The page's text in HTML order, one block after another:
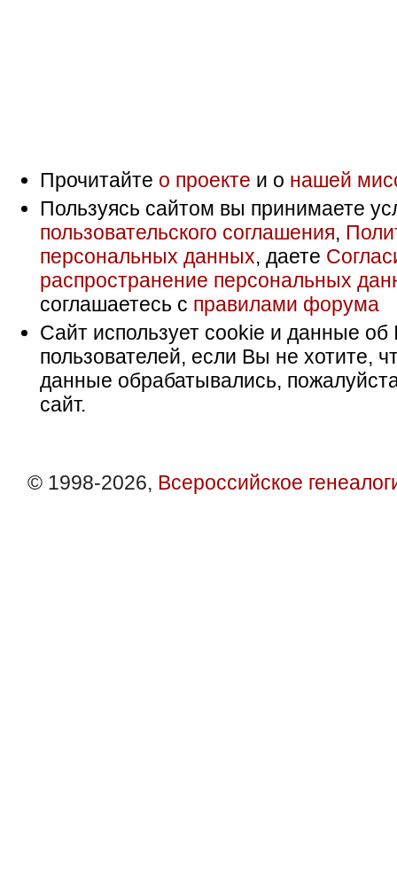
Прочитайте о проекте и о нашей
Пользуясь сайтом вы принимаете
пользовательского соглашения,
персональных данных, даете
распространение персональных
соглашаетесь с правилами форума
Сайт использует cookie и данные об
пользователей, если Вы не хотите,
данные обрабатывались,
сайт.
© 1998-2026, Всероссийское